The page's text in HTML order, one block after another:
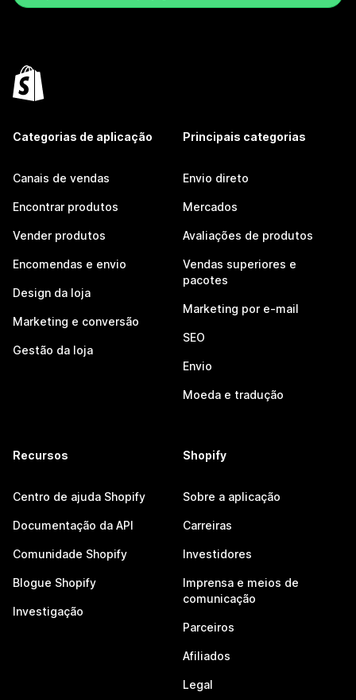
Categorias de aplicação
Canais de vendas
Encontrar produtos
Vender produtos
Encomendas e envio
Design da loja
Marketing e conversão
Gestão da loja
Principais categorias
Envio direto
Mercados
Avaliações de produtos
Vendas superiores e
pacotes
Marketing por e-mail
SEO
Envio
Moeda e tradução
Recursos
Centro de ajuda Shopify
Documentação da API
Comunidade Shopify
Blogue Shopify
Investigação
Shopify
Sobre a aplicação
Carreiras
Investidores
Imprensa e meios de
comunicação
Parceiros
Afiliados
Legal